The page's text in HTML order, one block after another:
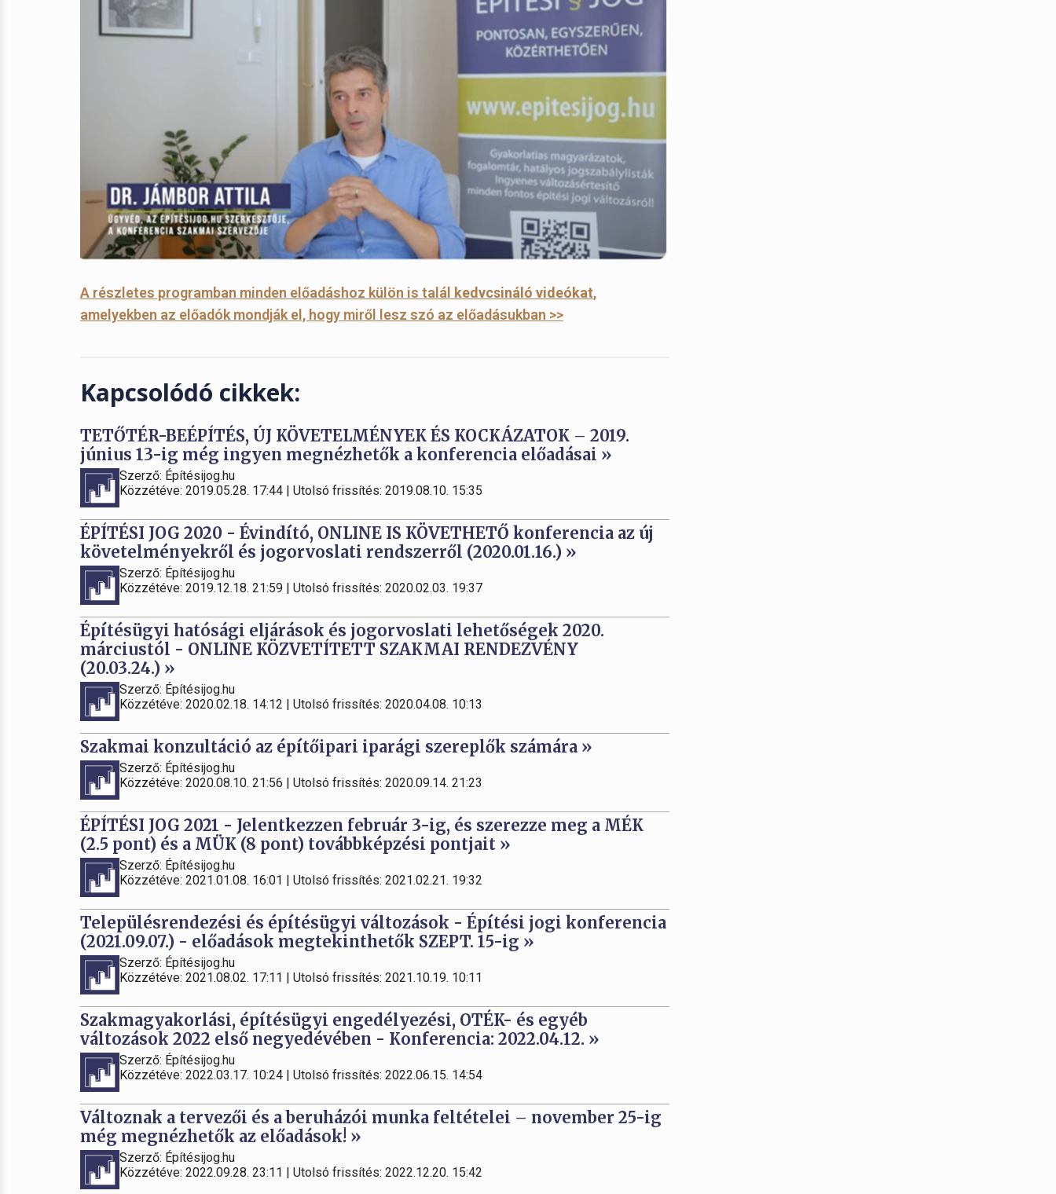
A részletes programban minden előadáshoz külön is talál kedvcsináló videókat,
amelyekben az előadók mondják el, hogy miről lesz szó az előadásukban >>
Kapcsolódó cikkek:
TETŐTÉR-BEÉPÍTÉS, ÚJ KÖVETELMÉNYEK ÉS KOCKÁZATOK – 2019.
június 13-ig még ingyen megnézhetők a konferencia előadásai »
Szerző: Építésijog.hu
Közzétéve: 2019.05.28. 17:44 | Utolsó frissítés: 2019.08.10. 15:35
ÉPÍTÉSI JOG 2020 - Évindító, ONLINE IS KÖVETHETŐ konferencia az új
követelményekről és jogorvoslati rendszerről (2020.01.16.) »
Szerző: Építésijog.hu
Közzétéve: 2019.12.18. 21:59 | Utolsó frissítés: 2020.02.03. 19:37
Építésügyi hatósági eljárások és jogorvoslati lehetőségek 2020.
márciustól - ONLINE KÖZVETÍTETT SZAKMAI RENDEZVÉNY
(20.03.24.) »
Szerző: Építésijog.hu
Közzétéve: 2020.02.18. 14:12 | Utolsó frissítés: 2020.04.08. 10:13
Szakmai konzultáció az építőipari iparági szereplők számára »
Szerző: Építésijog.hu
Közzétéve: 2020.08.10. 21:56 | Utolsó frissítés: 2020.09.14. 21:23
ÉPÍTÉSI JOG 2021 - Jelentkezzen február 3-ig, és szerezze meg a MÉK
(2.5 pont) és a MÜK (8 pont) továbbképzési pontjait »
Szerző: Építésijog.hu
Közzétéve: 2021.01.08. 16:01 | Utolsó frissítés: 2021.02.21. 19:32
Településrendezési és építésügyi változások - Építési jogi konferencia
(2021.09.07.) - előadások megtekinthetők SZEPT. 15-ig »
Szerző: Építésijog.hu
Közzétéve: 2021.08.02. 17:11 | Utolsó frissítés: 2021.10.19. 10:11
Szakmagyakorlási, építésügyi engedélyezési, OTÉK- és egyéb
változások 2022 első negyedévében - Konferencia: 2022.04.12. »
Szerző: Építésijog.hu
Közzétéve: 2022.03.17. 10:24 | Utolsó frissítés: 2022.06.15. 14:54
Változnak a tervezői és a beruházói munka feltételei – november 25-ig
még megnézhetők az előadások! »
Szerző: Építésijog.hu
Közzétéve: 2022.09.28. 23:11 | Utolsó frissítés: 2022.12.20. 15:42